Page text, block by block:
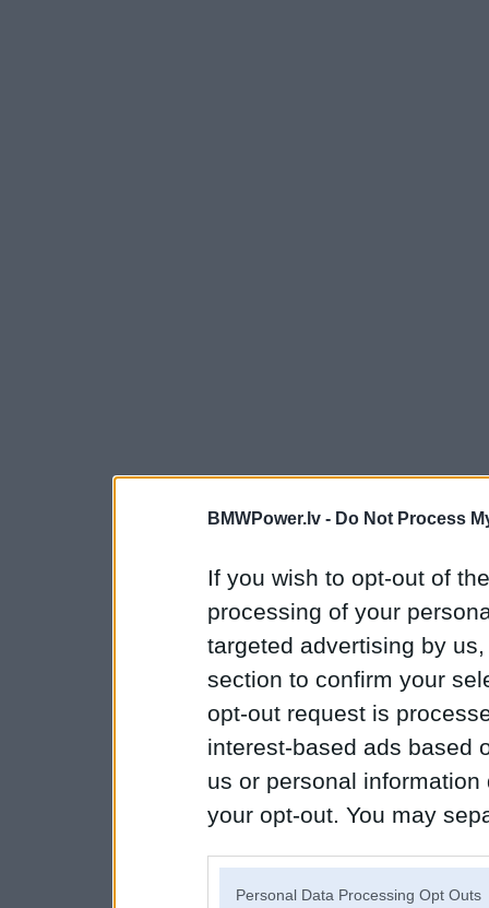
BMWPower.lv - Do Not Process
If you wish to opt-out of
processing of your
targeted advertising by
section to confirm your
opt-out request is
interest-based ads based
us or personal
your opt-out. You may
Personal Data Processing Opt Outs